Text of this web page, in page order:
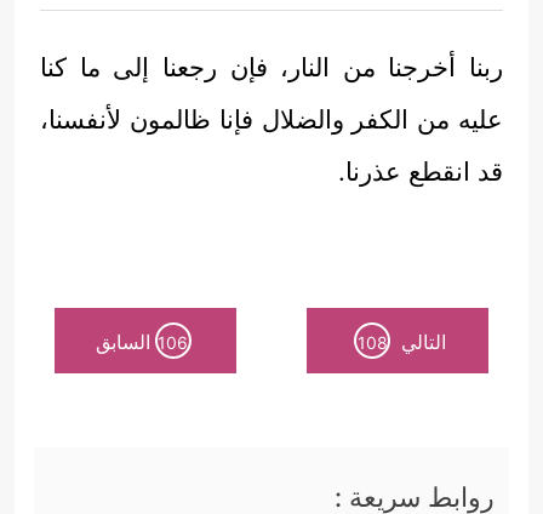
ربنا أخرجنا من النار، فإن رجعنا إلى ما كنا
عليه من الكفر والضلال فإنا ظالمون لأنفسنا،
قد انقطع عذرنا.
التالي 108
106 السابق
روابط سريعة :